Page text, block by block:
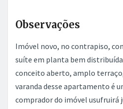
Observações
Imóvel novo, no contrapiso,
suíte em planta bem
conceito aberto, amplo terraço,
varanda desse apartamento é
comprador do imóvel usufruirá